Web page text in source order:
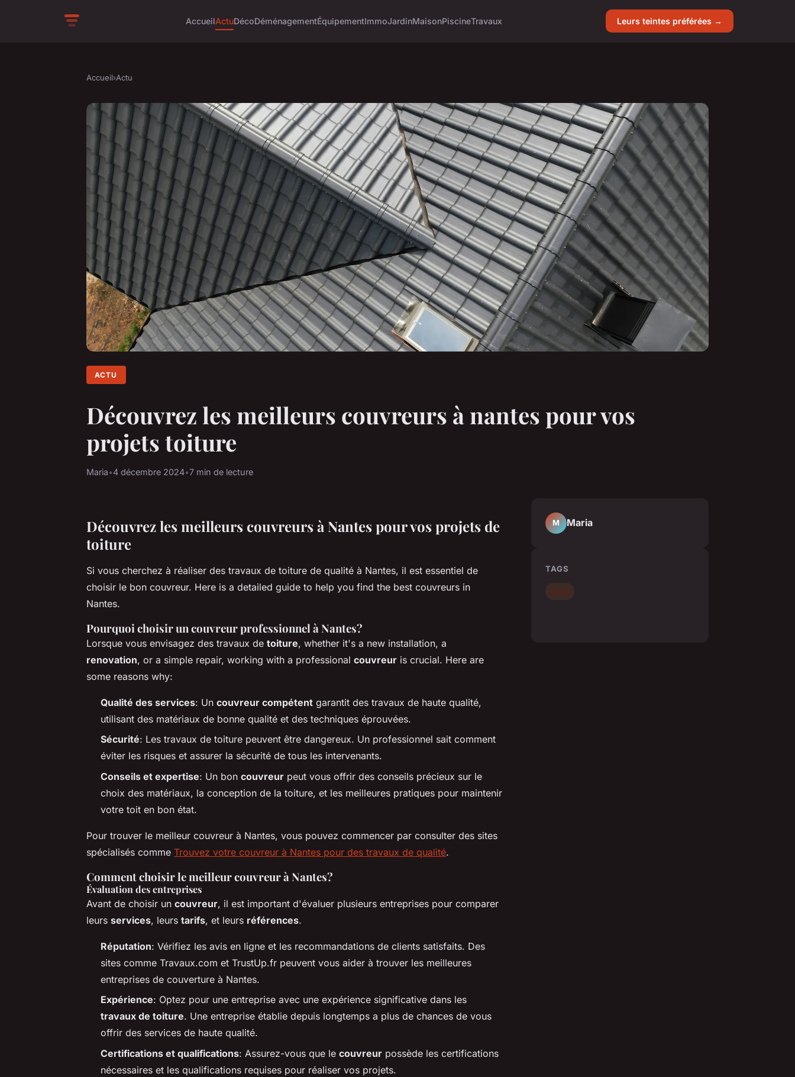
AccueilActuDécoDéménagementÉquipementImmoJardinMaisonPiscineTravaux Leurs teintes préférées →
Accueil›Actu
ACTU
Découvrez les meilleurs couvreurs à nantes pour vos
projets toiture
Maria•4 décembre 2024•7 min de lecture
Découvrez les meilleurs couvreurs à Nantes pour vos projets de
toiture
Si vous cherchez à réaliser des travaux de toiture de qualité à Nantes, il est essentiel de
choisir le bon couvreur. Here is a detailed guide to help you find the best couvreurs in
Nantes.
Pourquoi choisir un couvreur professionnel à Nantes?
Lorsque vous envisagez des travaux de toiture, whether it's a new installation, a
renovation, or a simple repair, working with a professional couvreur is crucial. Here are
some reasons why:
Qualité des services: Un couvreur compétent garantit des travaux de haute qualité,
utilisant des matériaux de bonne qualité et des techniques éprouvées.
Sécurité: Les travaux de toiture peuvent être dangereux. Un professionnel sait comment
éviter les risques et assurer la sécurité de tous les intervenants.
Conseils et expertise: Un bon couvreur peut vous offrir des conseils précieux sur le
choix des matériaux, la conception de la toiture, et les meilleures pratiques pour maintenir
votre toit en bon état.
Pour trouver le meilleur couvreur à Nantes, vous pouvez commencer par consulter des sites
spécialisés comme Trouvez votre couvreur à Nantes pour des travaux de qualité.
Comment choisir le meilleur couvreur à Nantes?
Évaluation des entreprises
Avant de choisir un couvreur, il est important d'évaluer plusieurs entreprises pour comparer
leurs services, leurs tarifs, et leurs références.
Réputation: Vérifiez les avis en ligne et les recommandations de clients satisfaits. Des
sites comme Travaux.com et TrustUp.fr peuvent vous aider à trouver les meilleures
entreprises de couverture à Nantes.
Expérience: Optez pour une entreprise avec une expérience significative dans les
travaux de toiture. Une entreprise établie depuis longtemps a plus de chances de vous
offrir des services de haute qualité.
Certifications et qualifications: Assurez-vous que le couvreur possède les certifications
nécessaires et les qualifications requises pour réaliser vos projets.
M Maria
TAGS
Actu